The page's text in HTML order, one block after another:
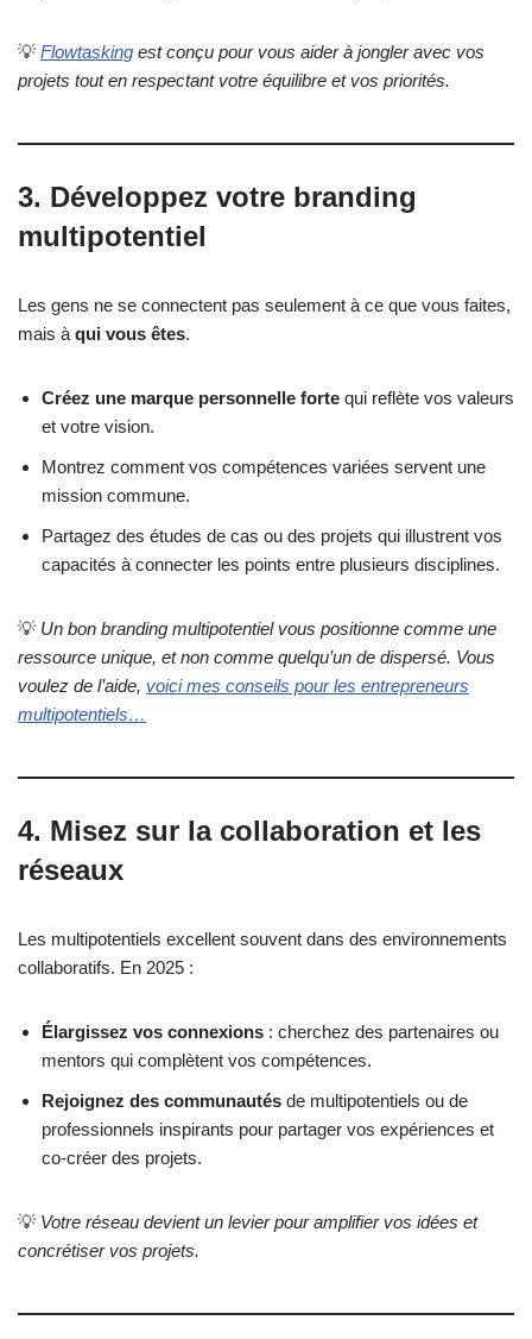
💡 Flowtasking est conçu pour vous aider à jongler avec vos
projets tout en respectant votre équilibre et vos priorités.
3. Développez votre branding
multipotentiel
Les gens ne se connectent pas seulement à ce que vous faites,
mais à qui vous êtes.
Créez une marque personnelle forte qui reflète vos valeurs
et votre vision.
Montrez comment vos compétences variées servent une
mission commune.
Partagez des études de cas ou des projets qui illustrent vos
capacités à connecter les points entre plusieurs disciplines.
💡 Un bon branding multipotentiel vous positionne comme une
ressource unique, et non comme quelqu’un de dispersé. Vous
voulez de l’aide, voici mes conseils pour les entrepreneurs
multipotentiels…
4. Misez sur la collaboration et les
réseaux
Les multipotentiels excellent souvent dans des environnements
collaboratifs. En 2025 :
Élargissez vos connexions : cherchez des partenaires ou
mentors qui complètent vos compétences.
Rejoignez des communautés de multipotentiels ou de
professionnels inspirants pour partager vos expériences et
co-créer des projets.
💡 Votre réseau devient un levier pour amplifier vos idées et
concrétiser vos projets.